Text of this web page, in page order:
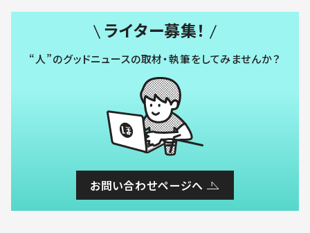
ライター募集！
“人”のグッドニュースの取材・執筆をしてみませんか？
お問い合わせページへ